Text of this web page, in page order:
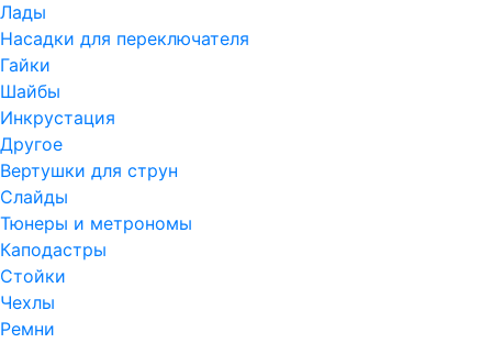
Лады
Насадки для переключателя
Гайки
Шайбы
Инкрустация
Другое
Вертушки для струн
Слайды
Тюнеры и метрономы
Каподастры
Стойки
Чехлы
Ремни